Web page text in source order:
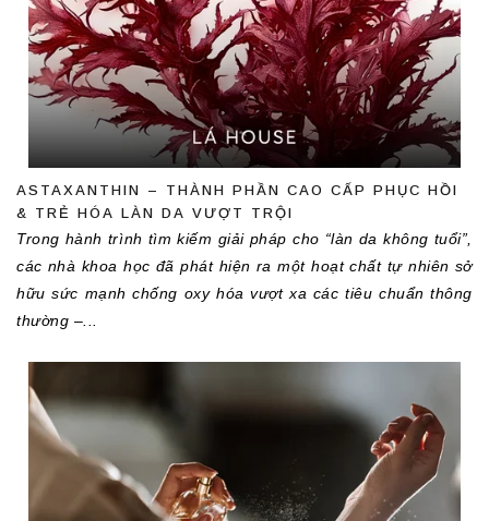
ASTAXANTHIN – THÀNH PHẦN CAO CẤP PHỤC HỒI
& TRẺ HÓA LÀN DA VƯỢT TRỘI
Trong hành trình tìm kiếm giải pháp cho “làn da không tuổi”,
các nhà khoa học đã phát hiện ra một hoạt chất tự nhiên sở
hữu sức mạnh chống oxy hóa vượt xa các tiêu chuẩn thông